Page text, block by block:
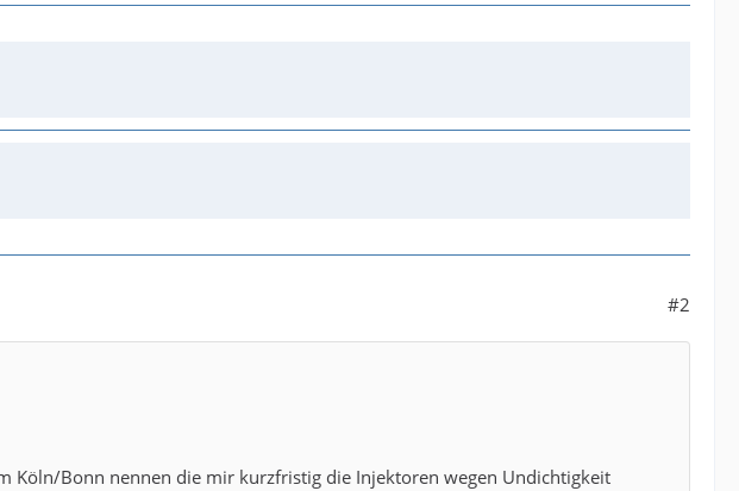
#2
Köln/Bonn nennen die mir kurzfristig die Injektoren wegen Undichtigkeit